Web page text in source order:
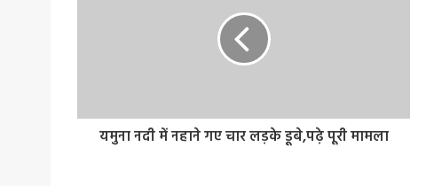
यमुना नदी में नहाने गए चार लड़के डूबे,पढ़े पूरी मामला